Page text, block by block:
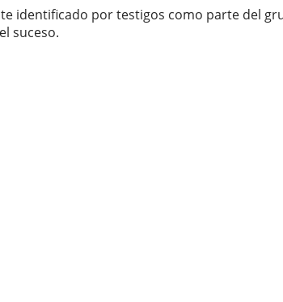
identificado por testigos como parte del
suceso.